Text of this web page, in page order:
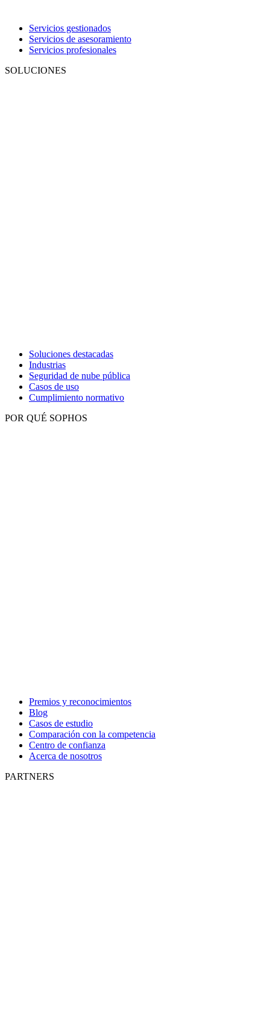
Servicios gestionados
Servicios de asesoramiento
Servicios profesionales
SOLUCIONES
Soluciones destacadas
Industrias
Seguridad de nube pública
Casos de uso
Cumplimiento normativo
POR QUÉ SOPHOS
Premios y reconocimientos
Blog
Casos de estudio
Comparación con la competencia
Centro de confianza
Acerca de nosotros
PARTNERS